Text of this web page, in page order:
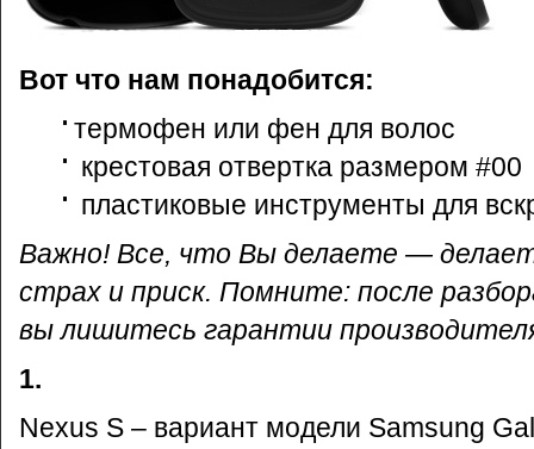
Вот что нам понадобится:
термофен или фен для волос
крестовая отвертка размером #00
пластиковые инструменты для
Важно! Все, что Вы делаете —
страх и приск. Помните: после
вы лишитесь гарантии
1.
Nexus S – вариант модели Samsung